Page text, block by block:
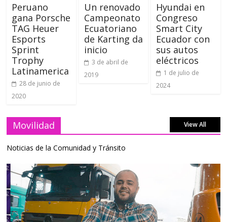
Peruano
gana Porsche
TAG Heuer
Esports
Sprint
Trophy
Latinamerica
28 de junio de
2020
Un renovado
Campeonato
Ecuatoriano
de Karting da
inicio
3 de abril de
2019
Hyundai en
Congreso
Smart City
Ecuador con
sus autos
eléctricos
1 de julio de
2024
Movilidad View All
Noticias de la Comunidad y Tránsito